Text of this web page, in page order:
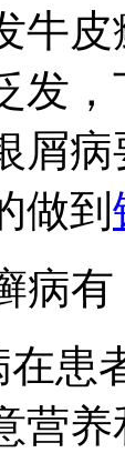
牛
发
屑
做到
病有
患
营